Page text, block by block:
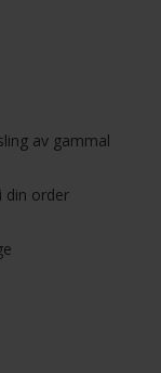
av gammal
din order